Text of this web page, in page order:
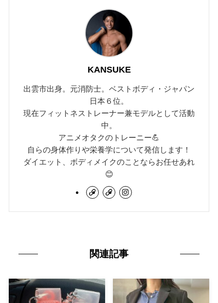
KANSUKE
出雲市出身。元消防士。ベストボディ・ジャパン
日本６位。
現在フィットネストレーナー兼モデルとして活動
中。
アニメオタクのトレーニー💪
自らの身体作りや栄養学について発信します！
ダイエット、ボディメイクのことならお任せあれ
😊
関連記事